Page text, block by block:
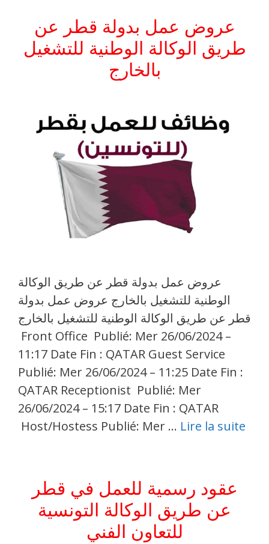
عروض عمل بدولة قطر عن
طريق الوكالة الوطنية للتشغيل
بالخارج
عروض عمل بدولة قطر عن طريق الوكالة
الوطنية للتشغيل بالخارج عروض عمل بدولة
قطر عن طريق الوكالة الوطنية للتشغيل بالخارج
Front Office Publié: Mer 26/06/2024 –
11:17 Date Fin : QATAR Guest Service
Publié: Mer 26/06/2024 – 11:25 Date Fin :
QATAR Receptionist Publié: Mer
26/06/2024 – 15:17 Date Fin : QATAR
Host/Hostess Publié: Mer … Lire la suite
عقود رسمية للعمل في قطر
عن طريق الوكالة التونسية
للتعاون الفني